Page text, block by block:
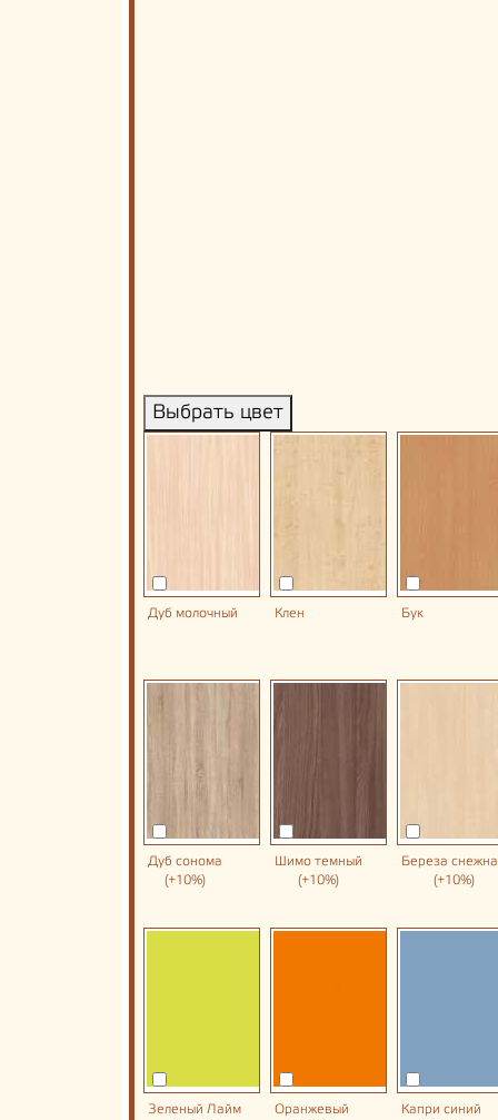
Выбрать цвет
Дуб молочный Клен Бук
Дуб сонома
(+10%)
Шимо темный
(+10%)
Береза
(+10%)
Зеленый Лайм
Оранжевый
Капри синий